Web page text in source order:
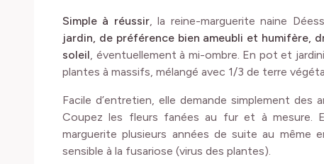
Simple à réussir, la reine-marguerite naine
jardin, de préférence bien ameubli et humifère,
soleil, éventuellement à mi-ombre. En pot et
plantes à massifs, mélangé avec 1/3 de terre
Facile d’entretien, elle demande simplement des
Coupez les fleurs fanées au fur et à mesure.
marguerite plusieurs années de suite au même
sensible à la fusariose (virus des plantes).